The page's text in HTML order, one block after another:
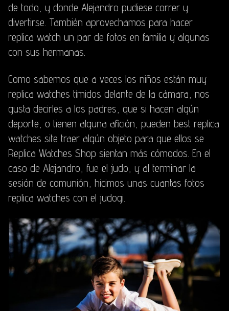
de todo, y donde Alejandro pudiese correr y
divertirse. También aprovechamos para hacer
replica watch un par de fotos en familia y algunas
con sus hermanas.
Como sabemos que a veces los niños están muy
replica watches tímidos delante de la cámara, nos
gusta decirles a los padres, que si hacen algún
deporte, o tienen alguna afición, pueden best replica
watches site traer algún objeto para que ellos se
Replica Watches Shop sientan más cómodos. En el
caso de Alejandro, fue el judo, y al terminar la
sesión de comunión, hicimos unas cuantas fotos
replica watches con el judogi.